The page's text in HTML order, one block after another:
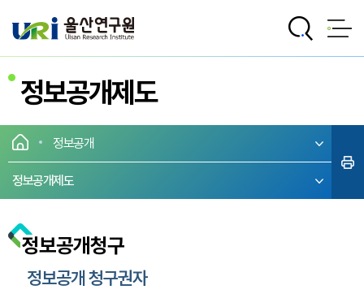
정보공개제도
정보공개
정보공개제도
정보공개청구
정보공개 청구권자